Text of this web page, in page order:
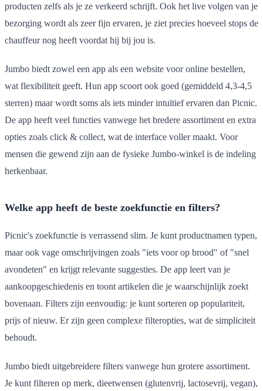
producten zelfs als je ze verkeerd schrijft. Ook het live volgen van je
bezorging wordt als zeer fijn ervaren, je ziet precies hoeveel stops de
chauffeur nog heeft voordat hij bij jou is.
Jumbo biedt zowel een app als een website voor online bestellen,
wat flexibiliteit geeft. Hun app scoort ook goed (gemiddeld 4,3-4,5
sterren) maar wordt soms als iets minder intuïtief ervaren dan Picnic.
De app heeft veel functies vanwege het bredere assortiment en extra
opties zoals click & collect, wat de interface voller maakt. Voor
mensen die gewend zijn aan de fysieke Jumbo-winkel is de indeling
herkenbaar.
Welke app heeft de beste zoekfunctie en filters?
Picnic's zoekfunctie is verrassend slim. Je kunt productnamen typen,
maar ook vage omschrijvingen zoals "iets voor op brood" of "snel
avondeten" en krijgt relevante suggesties. De app leert van je
aankoopgeschiedenis en toont artikelen die je waarschijnlijk zoekt
bovenaan. Filters zijn eenvoudig: je kunt sorteren op populariteit,
prijs of nieuw. Er zijn geen complexe filteropties, wat de simpliciteit
behoudt.
Jumbo biedt uitgebreidere filters vanwege hun grotere assortiment.
Je kunt filteren op merk, dieetwensen (glutenvrij, lactosevrij, vegan),